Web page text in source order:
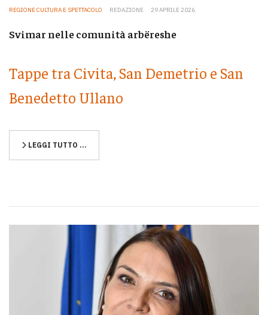
REGIONE CULTURA E SPETTACOLO REDAZIONE 29 APRILE 2026
Svimar nelle comunità arbëreshe
Tappe tra Civita, San Demetrio e San
Benedetto Ullano
LEGGI TUTTO …